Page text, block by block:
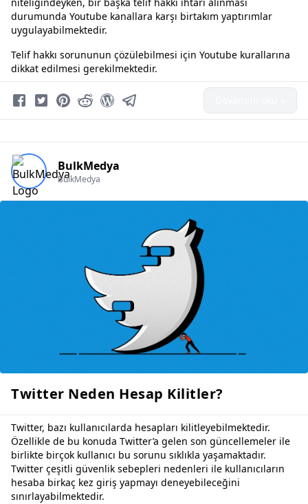
durumunda Youtube kanallara karşı birtakım yaptırımlar
uygulayabilmektedir.
Telif hakkı sorununun çözülebilmesi için Youtube kurallarına
dikkat edilmesi gerekilmektedir.
BulkMedya
BulkMedya
Twitter Neden Hesap Kilitler?
Twitter, bazı kullanıcılarda hesapları kilitleyebilmektedir.
Özellikle de bu konuda Twitter’a gelen son güncellemeler ile
birlikte birçok kullanıcı bu sorunu sıklıkla yaşamaktadır.
Twitter çeşitli güvenlik sebepleri nedenleri ile kullanıcıların
hesaba birkaç kez giriş yapmayı deneyebileceğini
sınırlayabilmektedir.